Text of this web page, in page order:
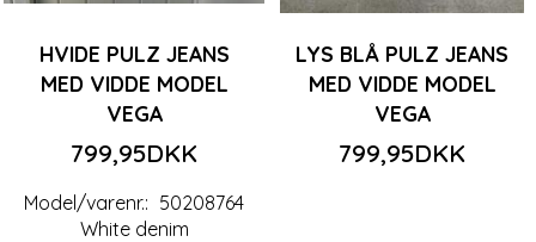
HVIDE PULZ JEANS
MED VIDDE MODEL
VEGA
799,95DKK
Model/varenr.: 50208764
White denim
LYS BLÅ PULZ JEANS
MED VIDDE MODEL
VEGA
799,95DKK